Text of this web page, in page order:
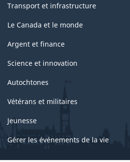
Transport et infrastructure
Le Canada et le monde
Argent et finance
Science et innovation
Autochtones
Vétérans et militaires
Jeunesse
Gérer les événements de la vie